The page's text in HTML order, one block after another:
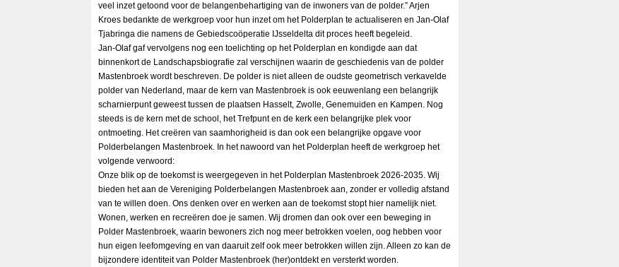
veel inzet getoond voor de belangenbehartiging van de inwoners van de polder.” Arjen
Kroes bedankte de werkgroep voor hun inzet om het Polderplan te actualiseren en Jan-Olaf
Tjabringa die namens de Gebiedscoöperatie IJsseldelta dit proces heeft begeleid.
Jan-Olaf gaf vervolgens nog een toelichting op het Polderplan en kondigde aan dat
binnenkort de Landschapsbiografie zal verschijnen waarin de geschiedenis van de polder
Mastenbroek wordt beschreven. De polder is niet alleen de oudste geometrisch verkavelde
polder van Nederland, maar de kern van Mastenbroek is ook eeuwenlang een belangrijk
scharnierpunt geweest tussen de plaatsen Hasselt, Zwolle, Genemuiden en Kampen. Nog
steeds is de kern met de school, het Trefpunt en de kerk een belangrijke plek voor
ontmoeting. Het creëren van saamhorigheid is dan ook een belangrijke opgave voor
Polderbelangen Mastenbroek. In het nawoord van het Polderplan heeft de werkgroep het
volgende verwoord:
Onze blik op de toekomst is weergegeven in het Polderplan Mastenbroek 2026-2035. Wij
bieden het aan de Vereniging Polderbelangen Mastenbroek aan, zonder er volledig afstand
van te willen doen. Ons denken over en werken aan de toekomst stopt hier namelijk niet.
Wonen, werken en recreëren doe je samen. Wij dromen dan ook over een beweging in
Polder Mastenbroek, waarin bewoners zich nog meer betrokken voelen, oog hebben voor
hun eigen leefomgeving en van daaruit zelf ook meer betrokken willen zijn. Alleen zo kan de
bijzondere identiteit van Polder Mastenbroek (her)ontdekt en versterkt worden.